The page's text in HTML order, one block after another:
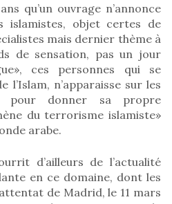
qu’un ouvrage n’annonce
islamistes, objet certes de
mais dernier thème à
de sensation, pas un jour
ces personnes qui se
l’Islam, n’apparaisse sur les
pour donner sa propre
du terrorisme islamiste»
arabe.
d’ailleurs de l’actualité
en ce domaine, dont les
de Madrid, le 11 mars